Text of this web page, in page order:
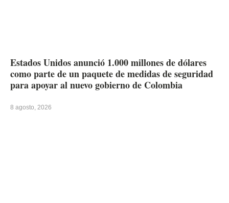
Estados Unidos anunció 1.000 millones de dólares
como parte de un paquete de medidas de seguridad
para apoyar al nuevo gobierno de Colombia
8 agosto, 2026